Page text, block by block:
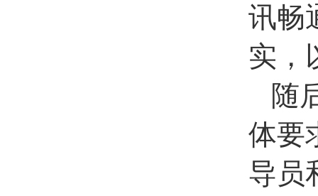
讯畅
实，
随
体要
导员